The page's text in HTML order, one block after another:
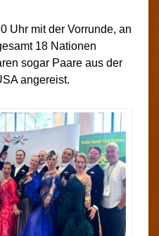
Uhr mit der Vorrunde, an
18 Nationen
sogar Paare aus der
angereist.